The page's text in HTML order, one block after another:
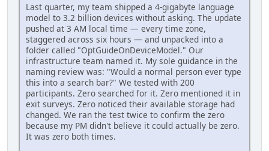
Last quarter, my team shipped a 4-gigabyte language
model to 3.2 billion devices without asking. The update
pushed at 3 AM local time — every time zone,
staggered across six hours — and unpacked into a
folder called "OptGuideOnDeviceModel." Our
infrastructure team named it. My sole guidance in the
naming review was: "Would a normal person ever type
this into a search bar?" We tested with 200
participants. Zero searched for it. Zero mentioned it in
exit surveys. Zero noticed their available storage had
changed. We ran the test twice to confirm the zero
because my PM didn't believe it could actually be zero.
It was zero both times.